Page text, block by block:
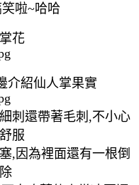
啦~哈哈
花
介紹仙人掌果實
刺還帶著毛刺,不小心
服
,因為裡面還有一根倒